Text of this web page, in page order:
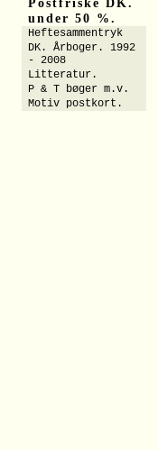
under 50 %.
Heftesammentryk
DK. Årboger. 1992
- 2008
Litteratur.
P & T bøger m.v.
Motiv postkort.